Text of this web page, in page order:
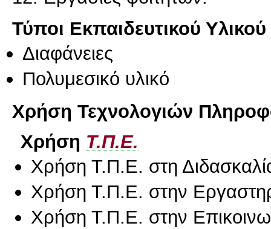
Τύποι Εκπαιδευτικού Υλικού
Διαφάνειες
Πολυμεσικό υλικό
Χρήση Τεχνολογιών
Χρήση Τ.Π.Ε.
Χρήση Τ.Π.Ε. στη
Χρήση Τ.Π.Ε. στην
Χρήση Τ.Π.Ε. στην